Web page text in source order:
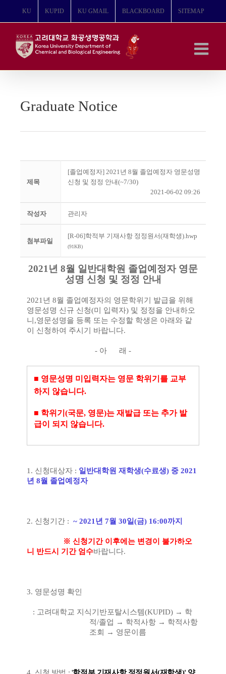
뛰
KU KUPID KU GMAIL BLACKBOARD SITEMAP
Graduate Notice
제목
[졸업예정자] 2021년 8월 졸업예정자 영문성명
신청 및 정정 안내(~7/30)
2021-06-02 09:26
작성자 관리자
첨부파일
[R-06]학적부 기재사항 정정원서(재학생).hwp
(91KB)
2021년 8월 일반대학원 졸업예정자 영문
성명 신청 및 정정 안내
2021년 8월 졸업예정자의 영문학위기 발급을 위해
영문성명 신규 신청(미 입력자) 및 정정을 안내하오
니 ,영문성명을 등록 또는 수정할 학생은 아래와 같
이 신청하여 주시기 바랍니다.
- 아 래 -
■ 영문성명 미입력자는 영문 학위기를 교부
하지 않습니다.
■ 학위기 (국문, 영문)는 재발급 또는 추가 발
급이 되지 않습니다.
1. 신청대상자 : 일반대학원 재학생(수료생) 중 2021
년 8월 졸업예정자
2. 신청기간 : ~ 2021년 7월 30일(금) 16:00까지
※ 신청기간 이후에는 변경이 불가하오
니 반드시 기간 엄수바랍니다.
3. 영문성명 확인
: 고려대학교 지식기반포탈시스템(KUPID) → 학
적/졸업 → 학적사항 → 학적사항
조회
→ 영문이름